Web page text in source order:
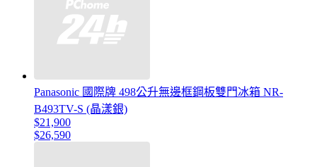
Panasonic 國際牌 498公升無邊框鋼板雙門冰箱 NR-
B493TV-S (晶漾銀)
$21,900
$26,590